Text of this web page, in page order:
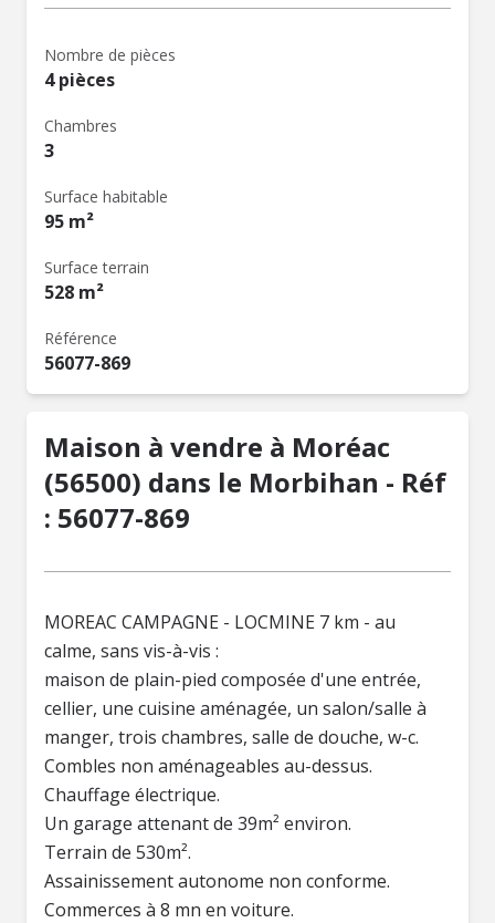
Nombre de pièces
4 pièces
Chambres
3
Surface habitable
95 m²
Surface terrain
528 m²
Référence
56077-869
Maison à vendre à Moréac
(56500) dans le Morbihan - Réf
: 56077-869
MOREAC CAMPAGNE - LOCMINE 7 km - au
calme, sans vis-à-vis :
maison de plain-pied composée d'une entrée,
cellier, une cuisine aménagée, un salon/salle à
manger, trois chambres, salle de douche, w-c.
Combles non aménageables au-dessus.
Chauffage électrique.
Un garage attenant de 39m² environ.
Terrain de 530m².
Assainissement autonome non conforme.
Commerces à 8 mn en voiture.